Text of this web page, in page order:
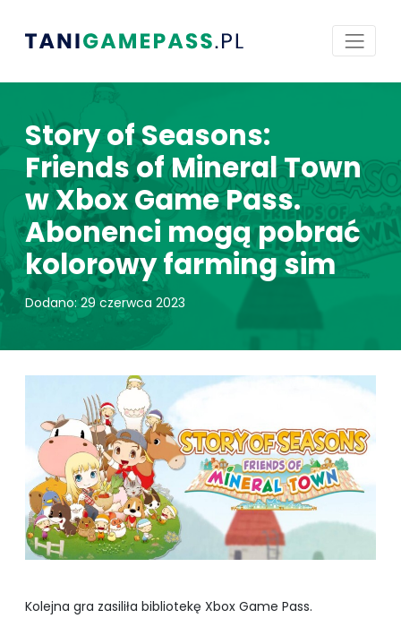
Story of Seasons:
Friends of Mineral Town
w Xbox Game Pass.
Abonenci mogą pobrać
kolorowy farming sim
Dodano: 29 czerwca 2023
Kolejna gra zasiliła bibliotekę Xbox Game Pass.